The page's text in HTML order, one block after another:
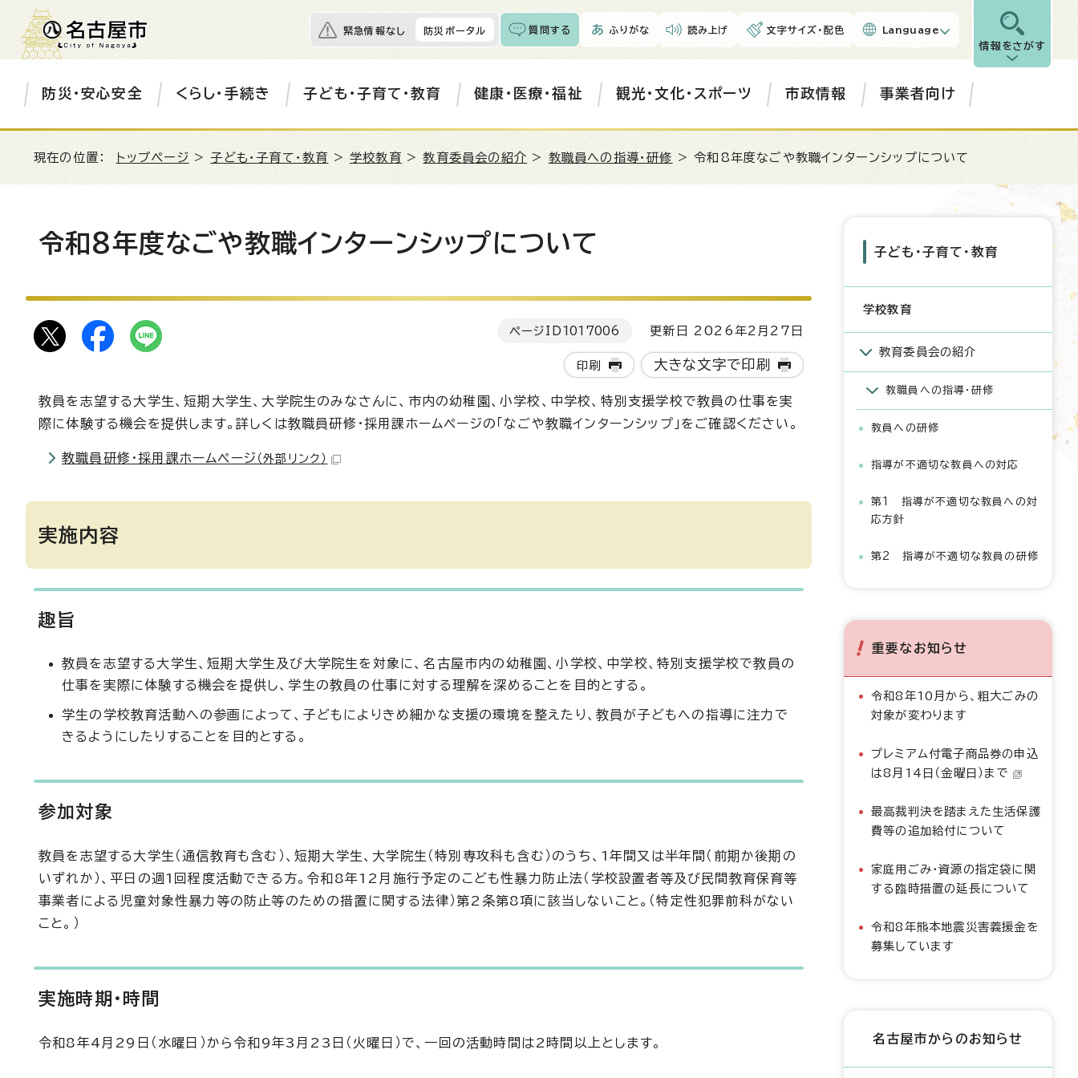
緊急情報なし 防災ポータル 質問する ふりがな 読み上げ 文字サイズ・配色 Language
情報をさがす
防災・安心安全 くらし・手続き 子ども・子育て・教育 健康・医療・福祉 観光・文化・スポーツ 市政情報 事業者向け
現在の位置： トップページ >子ども・子育て・教育 >学校教育 >教育委員会の紹介 > 教職員への指導・研修 > 令和8年度なごや教職インターンシップについて
令和8年度なごや教職インターンシップについて
ページID 1017006 更新日 2026年2月27日
印刷 大きな文字で印刷
教員を志望する大学生、短期大学生、大学院生のみなさんに、市内の幼稚園、小学校、中学校、特別支援学校で教員の仕事を実
際に体験する機会を提供します。詳しくは教職員研修・採用課ホームページの「なごや教職インターンシップ」をご確認ください。
教職員研修・採用課ホームページ （外部リンク）
実施内容
趣旨
教員を志望する大学生、短期大学生及び大学院生を対象に、名古屋市内の幼稚園、小学校、中学校、特別支援学校で教員の
仕事を実際に体験する機会を提供し、学生の教員の仕事に対する理解を深めることを目的とする。
学生の学校教育活動への参画によって、子どもによりきめ細かな支援の環境を整えたり、教員が子どもへの指導に注力で
きるようにしたりすることを目的とする。
参加対象
教員を志望する大学生（通信教育も含む）、短期大学生、大学院生（特別専攻科も含む）のうち、1年間又は半年間（前期か後期の
いずれか）、平日の週1回程度活動できる方。令和8年12月施行予定のこども性暴力防止法（学校設置者等及び民間教育保育等
事業者による児童対象性暴力等の防止等のための措置に関する法律）第2条第8項に該当しないこと。（特定性犯罪前科がない
こと。）
実施時期・時間
令和8年4月29日（水曜日）から令和9年3月23日（火曜日）で、一回の活動時間は2時間以上とします。
子ども・子育て・教育
学校教育
教育委員会の紹介
教職員への指導・研修
教員への研修
指導が不適切な教員への対応
第1 指導が不適切な教員への対
応方針
第2 指導が不適切な教員の研修
重要なお知らせ
令和8年10月から、粗大ごみの
対象が変わります
プレミアム付電子商品券の申込
は8月14日（金曜日）まで
最高裁判決を踏まえた生活保護
費等の追加給付について
家庭用ごみ・資源の指定袋に関
する臨時措置の延長について
令和8年熊本地震災害義援金を
募集しています
名古屋市からのお知らせ